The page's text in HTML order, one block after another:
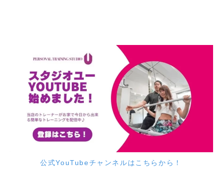
公式YouTubeチャンネルはこちらから！